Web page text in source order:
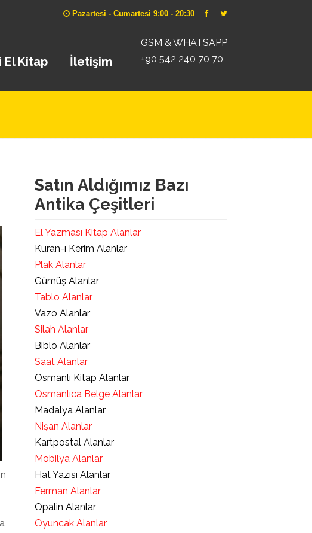
Pazartesi - Cumartesi 9:00 - 20:30
GSM & WHATSAPP
+90 542 240 70 70
El Kitap İletişim
Satın Aldığımız Bazı
Antika Çeşitleri
El Yazması Kitap Alanlar
Kuran-ı Kerim Alanlar
Plak Alanlar
Gümüş Alanlar
Tablo Alanlar
Vazo Alanlar
Silah Alanlar
Biblo Alanlar
Saat Alanlar
Osmanlı Kitap Alanlar
Osmanlıca Belge Alanlar
Madalya Alanlar
Nişan Alanlar
Kartpostal Alanlar
Mobilya Alanlar
Hat Yazısı Alanlar
Ferman Alanlar
Opalin Alanlar
Oyuncak Alanlar